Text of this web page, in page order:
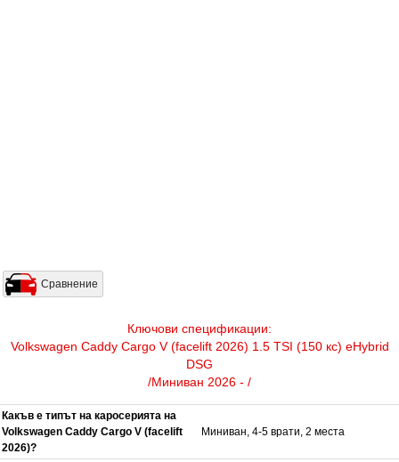
Сравнение
Ключови спецификации:
Volkswagen Caddy Cargo V (facelift 2026) 1.5 TSI (150 кс) eHybrid
DSG
/Миниван 2026 - /
Какъв е типът на каросерията на
Volkswagen Caddy Cargo V (facelift
2026)?
Миниван, 4-5 врати, 2 места